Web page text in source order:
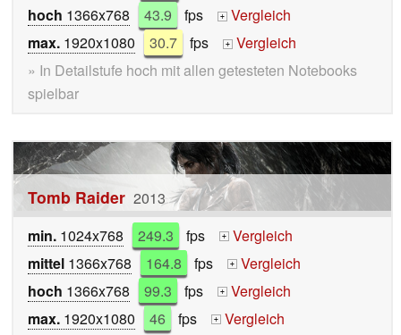
hoch 1366x768 43.9 fps +
Vergleich
max. 1920x1080 30.7 fps +
Vergleich
» In Detailstufe hoch mit allen getesteten Notebooks
spielbar
Tomb Raider 2013
min. 1024x768 249.3 fps +
Vergleich
mittel 1366x768 164.8 fps +
Vergleich
hoch 1366x768 99.3 fps +
Vergleich
max. 1920x1080 46 fps +
Vergleich